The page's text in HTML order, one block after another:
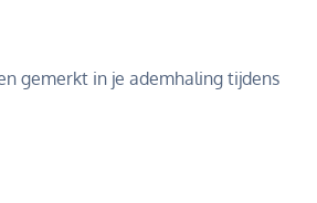
gemerkt in je ademhaling tijdens